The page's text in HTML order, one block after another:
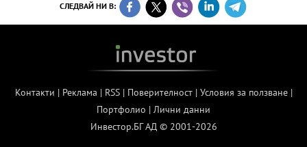
СЛЕДВАЙ НИ В:
Контакти | Реклама | RSS| Поверителност| Условия за ползване|
Портфолио | Лични данни
Инвестор.БГ АД © 2001-2026